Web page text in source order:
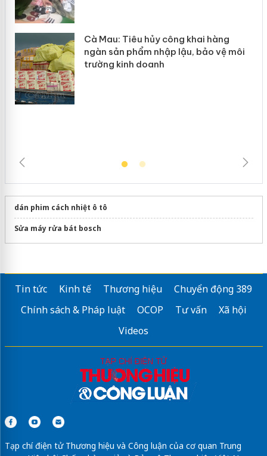
dán phim cách nhiệt ô tô
Sửa máy rửa bát bosch
Tin tức Kinh tế Thương hiệu
Chuyển động 389
Chính sách & Pháp luật
OCOP Tư vấn
Xã hội
Videos
Tạp chí điện tử Thương hiệu và Công luận của cơ quan Trung